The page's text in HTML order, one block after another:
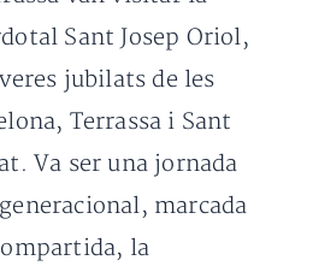
Sant Josep Oriol,
jubilats de les
Terrassa i Sant
Va ser una jornada
marcada
la